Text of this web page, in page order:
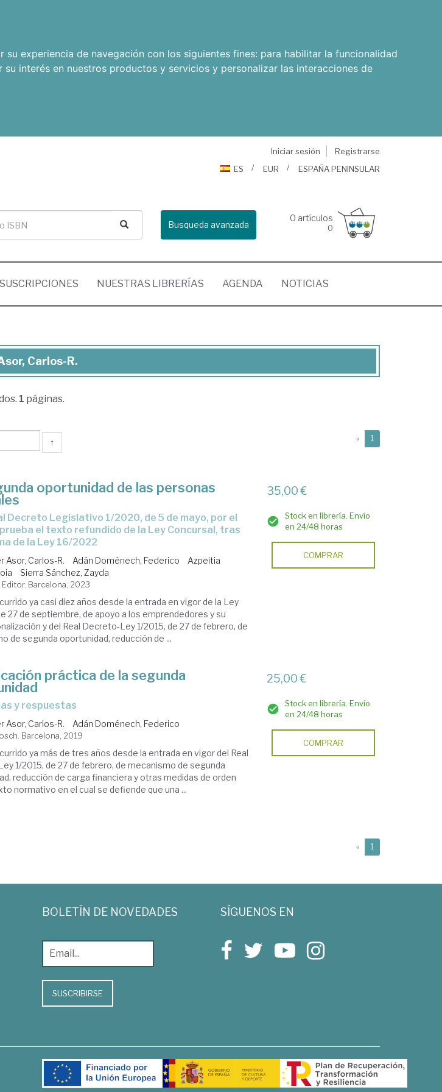
experiencia de navegación con los siguientes fines: para habilitar la funcionalidad
su interés en nuestros productos y servicios y personalizar las interacciones de
Iniciar sesión
Registrarse
ES
EUR ESPAÑA PENINSULAR
Busqueda avanzada
0 artículos
0
SUSCRIPCIONES NUESTRAS LIBRERÍAS AGENDA NOTICIAS
Carlos-R.
1 páginas.
↑ « 1
oportunidad de las personas
el texto refundido de la Ley Concursal, tras
de la Ley 16/2022
Asor, Carlos-R. Adán Doménech, Federico
Azpeitia
Sierra Sánchez, Zayda
Editor. Barcelona, 2023
ya casi diez años desde la entrada en vigor de la Ley
27 de septiembre, de apoyo a los emprendedores y su
y del Real Decreto-Ley 1/2015, de 27 de febrero, de
de segunda oportunidad, reducción de ...
35,00 €
Stock en librería. Envío
en 24/48 horas
COMPRAR
práctica de la segunda
y respuestas
Asor, Carlos-R. Adán Doménech, Federico
Barcelona, 2019
ya más de tres años desde la entrada en vigor del Real
1/2015, de 27 de febrero, de mecanismo de segunda
reducción de carga financiera y otras medidas de orden
normativo en el cual se defiende que una ...
25,00 €
Stock en librería. Envío
en 24/48 horas
COMPRAR
« 1
BOLETÍN DE NOVEDADES
SUSCRIBIRSE
SÍGUENOS EN